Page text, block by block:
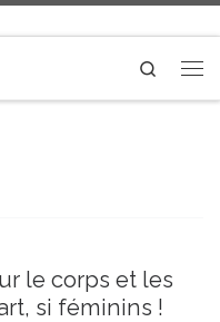
Search
le corps et les
si féminins !